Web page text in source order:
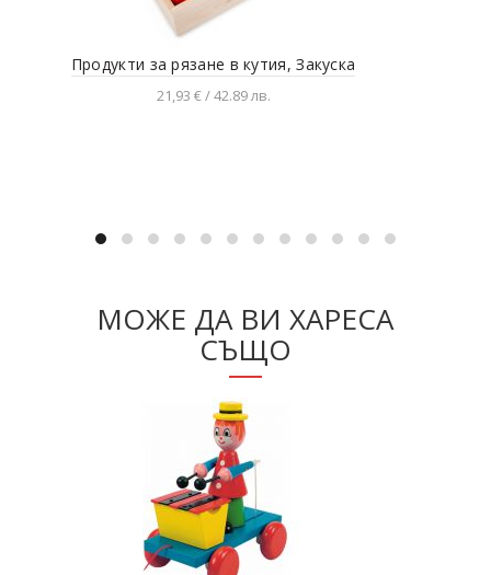
Продукти за рязане в кутия, Закуска
21,93 € / 42.89 лв.
МОЖЕ ДА ВИ ХАРЕСА
СЪЩО